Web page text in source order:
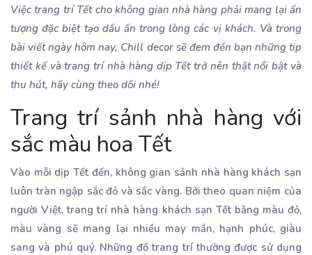
Việc trang trí Tết cho không gian nhà hàng phải mang lại ấn
tượng đặc biệt tạo dấu ấn trong lòng các vị khách. Và trong
bài viết ngày hôm nay, Chill decor sẽ đem đến bạn những tip
thiết kế và trang trí nhà hàng dịp Tết trở nên thật nổi bật và
thu hút, hãy cùng theo dõi nhé!
Trang trí sảnh nhà hàng với
sắc màu hoa Tết
Vào mỗi dịp Tết đến, không gian sảnh nhà hàng khách sạn
luôn tràn ngập sắc đỏ và sắc vàng. Bởi theo quan niệm của
người Việt, trang trí nhà hàng khách sạn Tết bằng màu đỏ,
màu vàng sẽ mang lại nhiều may mắn, hạnh phúc, giàu
sang và phú quý. Những đồ trang trí thường được sử dụng